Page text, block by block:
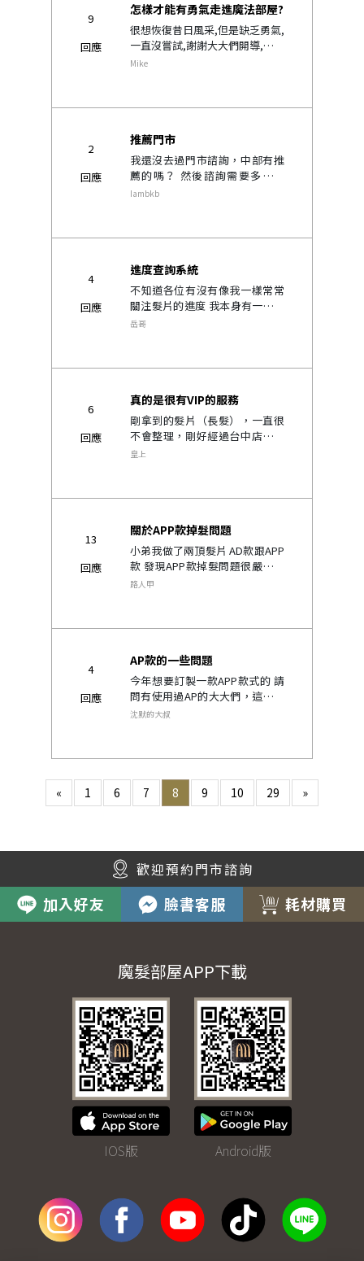
9
回應
怎樣才能有勇氣走進魔法部屋?
很想恢復昔日風采,但是缺乏勇氣,
一直沒嘗試,謝謝大大們開導,感激
不盡!..
Mike
2
回應
推薦門市
我還沒去過門市諮詢，中部有推
薦的嗎？ 然後諮詢需要多久時
間？..
Iambkb
4
回應
進度查詢系統
不知道各位有沒有像我一樣常常
關注髮片的進度 我本身有一頂了
現在等第二頂 每天都在看髮片的
髮友 每次回去剪髮都在問設..
岳哥
6
回應
真的是很有VIP的服務
剛拿到的髮片（長髮），一直很
不會整理，剛好經過台中店，想
說進去請益一下，沒想到店長直
是整理一下，不用收錢，真的是
皇上
13
回應
關於APP款掉髮問題
小弟我做了兩頂髮片 AD款跟APP
款 發現APP款掉髮問題很嚴重反
倒是用了兩年的AD款沒有這種問
剛拿去做了補髮保養 回..
路人甲
4
回應
AP款的一些問題
今年想要訂製一款APP款式的 請
問有使用過AP的大大們，這款的
立體鉤織的效果是指什麼？ 在戴
需求 ..
沈默的大叔
« 1 6 7 8 9 10 29 »
歡迎預約門市諮詢
加入好友 臉書客服 耗材購買
魔髮部屋APP下載
IOS版 Android版